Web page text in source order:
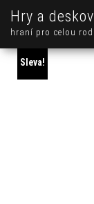
Hry a
hraní pro celou
Sleva!